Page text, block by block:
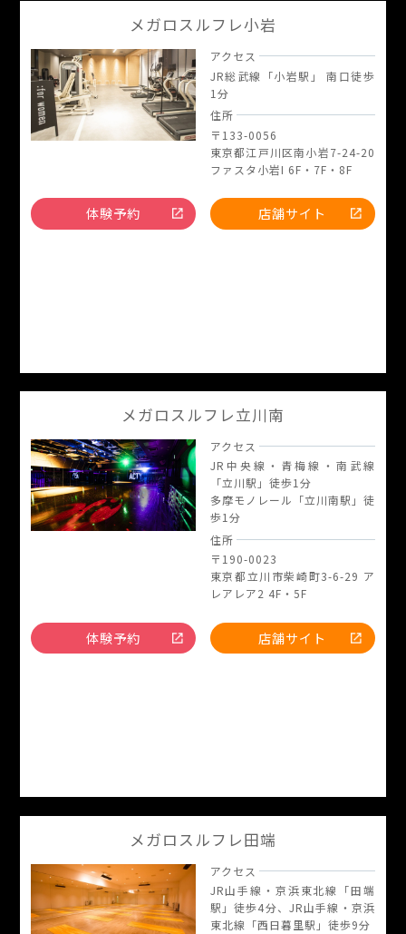
メガロスルフレ小岩
アクセス
JR総武線「小岩駅」 南口徒歩
1分
住所
〒133-0056
東京都江戸川区南小岩7-24-20
ファスタ小岩I 6F・7F・8F
体験予約 店舗サイト
メガロスルフレ立川南
アクセス
JR中央線・青梅線・南武線
「立川駅」徒歩1分
多摩モノレール「立川南駅」徒
歩1分
住所
〒190-0023
東京都立川市柴崎町3-6-29 ア
レアレア2 4F・5F
体験予約 店舗サイト
メガロスルフレ田端
アクセス
JR山手線・京浜東北線「田端
駅」徒歩4分、JR山手線・京浜
東北線「西日暮里駅」徒歩9分